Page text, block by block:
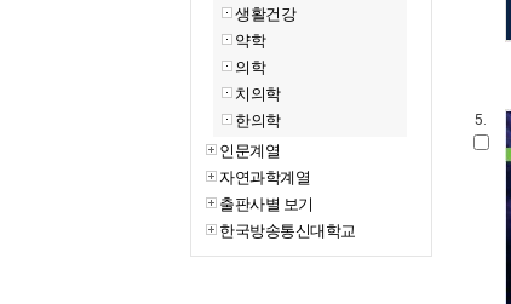
생활건강
약학
의학
치의학
한의학
인문계열
자연과학계열
출판사별 보기
한국방송통신대학교
5.